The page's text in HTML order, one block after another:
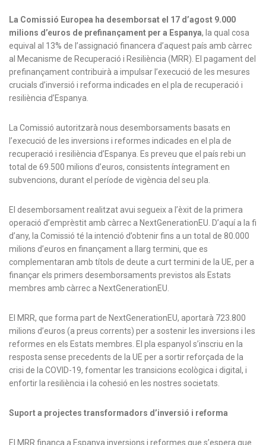
La Comissió Europea ha desemborsat el 17 d’agost 9.000
milions d’euros de prefinançament per a Espanya, la qual cosa
equival al 13% de l’assignació financera d’aquest país amb càrrec
al Mecanisme de Recuperació i Resiliència (MRR). El pagament del
prefinançament contribuirà a impulsar l’execució de les mesures
crucials d’inversió i reforma indicades en el pla de recuperació i
resiliència d’Espanya.
La Comissió autoritzarà nous desemborsaments basats en
l’execució de les inversions i reformes indicades en el pla de
recuperació i resiliència d’Espanya. Es preveu que el país rebi un
total de 69.500 milions d’euros, consistents íntegrament en
subvencions, durant el període de vigència del seu pla.
El desemborsament realitzat avui segueix a l’èxit de la primera
operació d’emprèstit amb càrrec a NextGenerationEU. D’aquí a la fi
d’any, la Comissió té la intenció d’obtenir fins a un total de 80.000
milions d’euros en finançament a llarg termini, que es
complementaran amb títols de deute a curt termini de la UE, per a
finançar els primers desemborsaments previstos als Estats
membres amb càrrec a NextGenerationEU.
El MRR, que forma part de NextGenerationEU, aportarà 723.800
milions d’euros (a preus corrents) per a sostenir les inversions i les
reformes en els Estats membres. El pla espanyol s’inscriu en la
resposta sense precedents de la UE per a sortir reforçada de la
crisi de la COVID-19, fomentar les transicions ecològica i digital, i
enfortir la resiliència i la cohesió en les nostres societats.
Suport a projectes transformadors d’inversió i reforma
El MRR finança a Espanya inversions i reformes que s’espera que